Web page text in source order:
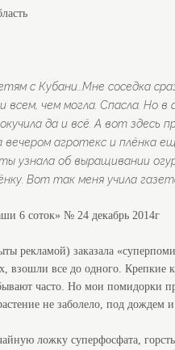
с Кубани...Мне соседка
всем, чем могла. Спасла.
да и всё. А вот здесь
вечером агротекс и
узнала об выращивании
Вот так меня учила
6 соток» № 24 декабрь 2014г
рекламой) заказала
взошли все до одного.
часто. Но мои помидорки
не заболело, под
ложку суперфосфата,